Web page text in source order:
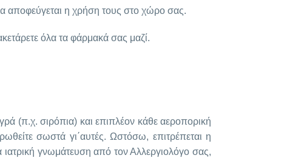
αποφεύγεται η χρήση τους στο χώρο σας.
όλα τα φάρμακά σας μαζί.
(π.χ. σιρόπια) και επιπλέον κάθε αεροπορική
σωστά γι΄αυτές. Ωστόσω, επιτρέπεται η
ιατρική γνωμάτευση από τον Αλλεργιολόγο σας,